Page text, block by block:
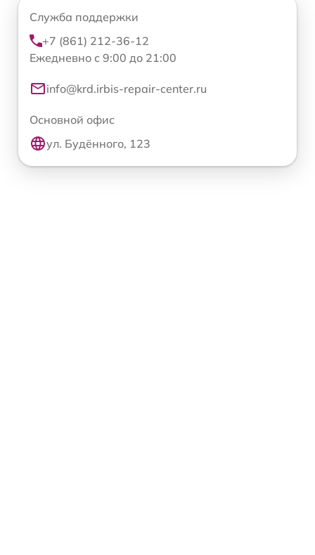
Служба поддержки
+7 (861) 212-36-12
Ежедневно с 9:00 до 21:00
info@krd.irbis-repair-center.ru
Основной офис
ул. Будённого, 123